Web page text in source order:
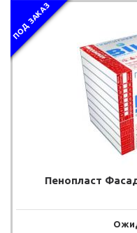
ПОД ЗАКАЗ
Пенопласт